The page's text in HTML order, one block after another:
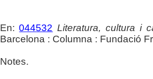
En:044532 Literatura, cultura i
Barcelona : Columna : Fundació
Notes.